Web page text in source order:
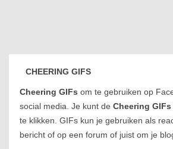
CHEERING GIFS
Cheering GIFs om te gebruiken op
social media. Je kunt de Cheering GIFs
te klikken. GIFs kun je gebruiken als
bericht of op een forum of juist om je